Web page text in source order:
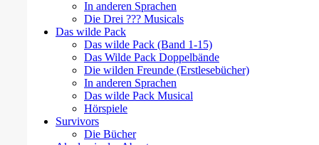
In anderen Sprachen
Die Drei ??? Musicals
Das wilde Pack
Das wilde Pack (Band 1-15)
Das Wilde Pack Doppelbände
Die wilden Freunde (Erstlesebücher)
In anderen Sprachen
Das wilde Pack Musical
Hörspiele
Survivors
Die Bücher